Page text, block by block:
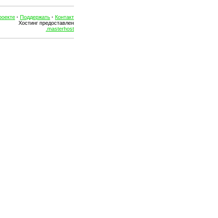
· Поддержать · Контакт
Хостинг предоставлен
.masterhost